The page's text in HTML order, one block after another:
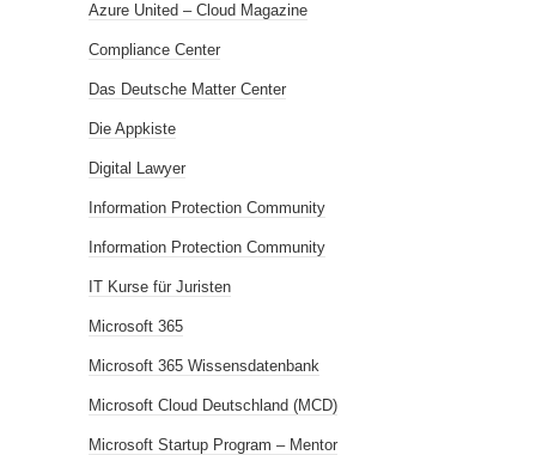
Azure United – Cloud Magazine
Compliance Center
Das Deutsche Matter Center
Die Appkiste
Digital Lawyer
Information Protection Community
Information Protection Community
IT Kurse für Juristen
Microsoft 365
Microsoft 365 Wissensdatenbank
Microsoft Cloud Deutschland (MCD)
Microsoft Startup Program – Mentor